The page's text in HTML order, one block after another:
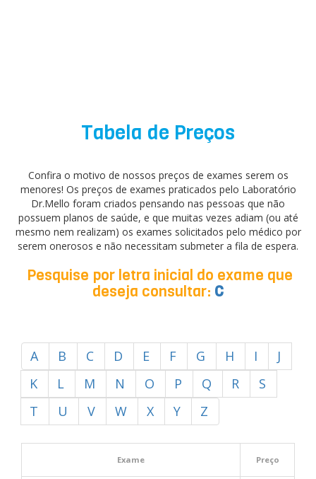
Tabela de Preços
Confira o motivo de nossos preços de exames serem os
menores! Os preços de exames praticados pelo Laboratório
Dr.Mello foram criados pensando nas pessoas que não
possuem planos de saúde, e que muitas vezes adiam (ou até
mesmo nem realizam) os exames solicitados pelo médico por
serem onerosos e não necessitam submeter a fila de espera.
Pesquise por letra inicial do exame que
deseja consultar: C
A B C D E F G H I
J
K
L M N O P Q R
S
T
U V W X Y Z
Exame Preço